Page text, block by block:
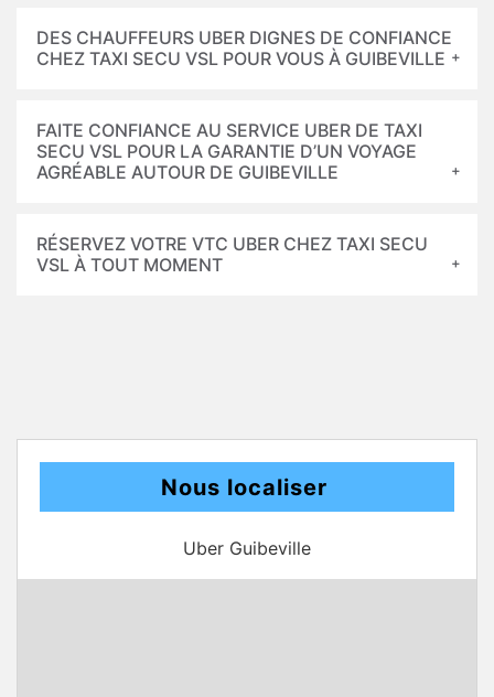
DES CHAUFFEURS UBER DIGNES DE CONFIANCE
CHEZ TAXI SECU VSL POUR VOUS À GUIBEVILLE
FAITE CONFIANCE AU SERVICE UBER DE TAXI
SECU VSL POUR LA GARANTIE D’UN VOYAGE
AGRÉABLE AUTOUR DE GUIBEVILLE
RÉSERVEZ VOTRE VTC UBER CHEZ TAXI SECU
VSL À TOUT MOMENT
Nous localiser
Uber Guibeville